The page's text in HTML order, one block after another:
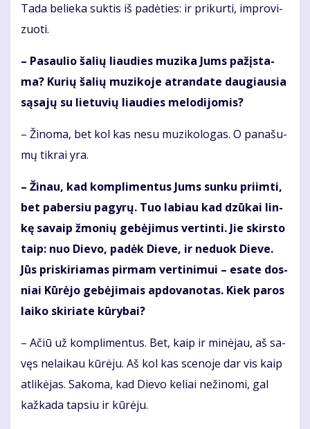
Ta­da be­lie­ka suk­tis iš pa­dė­ties: ir pri­kur­ti, im­pro­vi­
zuo­ti.
– Pa­sau­lio ša­lių liau­dies mu­zi­ka Jums pa­žįs­ta­
ma? Ku­rių ša­lių mu­zi­ko­je at­ran­da­te dau­giau­sia
są­sa­jų su lie­tu­vių liau­dies me­lo­di­jo­mis?
– Ži­no­ma, bet kol kas ne­su mu­zi­ko­lo­gas. O pa­na­šu­
mų tik­rai yra.
– Ži­nau, kad kom­pli­men­tus Jums sun­ku pri­im­ti,
bet pa­ber­siu pa­gy­rų. Tuo la­biau kad dzū­kai lin­
kę sa­vaip žmo­nių ge­bė­ji­mus ver­tin­ti. Jie skirs­to
taip: nuo Die­vo, pa­dėk Die­ve, ir ne­duok Die­ve.
Jūs pri­ski­ria­mas pir­mam ver­ti­ni­mui – esa­te dos­
niai Kū­rė­jo ge­bė­ji­mais ap­do­va­no­tas. Kiek pa­ros
lai­ko ski­ria­te kū­ry­bai?
– Ačiū už kom­pli­men­tus. Bet, kaip ir mi­nė­jau, aš sa­
vęs ne­lai­kau kū­rė­ju. Aš kol kas sce­no­je dar vis kaip
at­li­kė­jas. Sa­ko­ma, kad Die­vo ke­liai ne­ži­no­mi, gal
kaž­ka­da tap­siu ir kū­rė­ju.